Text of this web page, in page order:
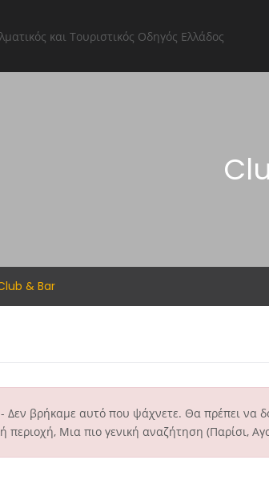
& Bar
Δεν βρήκαμε αυτό που ψάχνετε. Θα πρέπει να
περιοχή, Μια πιο γενική αναζήτηση (Παρίσι,